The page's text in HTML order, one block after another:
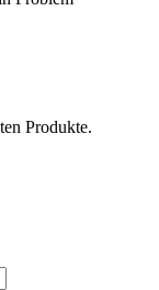
Produkte.